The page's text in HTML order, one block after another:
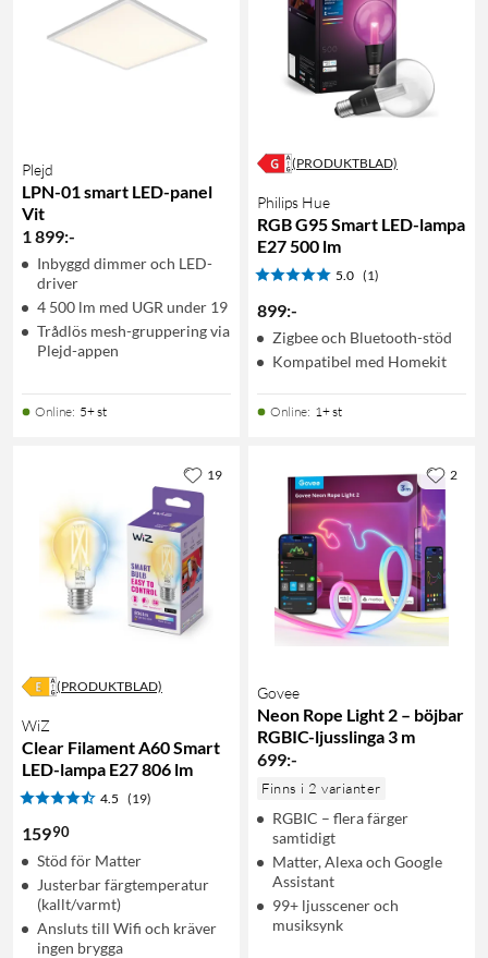
Plejd
LPN-01 smart LED-panel
Vit
1 899:-
Inbyggd dimmer och LED-
driver
4 500 lm med UGR under 19
Trådlös mesh-gruppering via
Plejd-appen
Online: 5+ st
(PRODUKTBLAD)
Philips Hue
RGB G95 Smart LED-lampa
E27 500 lm
5.0 (1)
899:-
Zigbee och Bluetooth-stöd
Kompatibel med Homekit
Online: 1+ st
(PRODUKTBLAD)
WiZ
Clear Filament A60 Smart
LED-lampa E27 806 lm
4.5 (19)
15990
Stöd för Matter
Justerbar färgtemperatur
(kallt/varmt)
Ansluts till Wifi och kräver
ingen brygga
19
Govee
Neon Rope Light 2 – böjbar
RGBIC-ljusslinga 3 m
699:-
Finns i 2 varianter
RGBIC – flera färger
samtidigt
Matter, Alexa och Google
Assistant
99+ ljusscener och
musiksynk
2